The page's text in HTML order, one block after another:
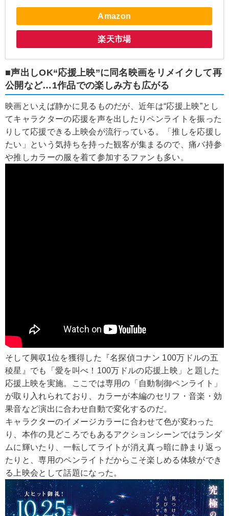
Amazon
楽天市場
■声出しOK“応援上映”に同名映画をリメイクして再
公開など…1作品での楽しみ方も広がる
映画といえば静かに見るものだが、近年は“応援上映”とし
てキャラクターの応援を声を出したりペンライトを振った
りして応援できる上映会が流行っている。「推しを応援し
たい」という気持ちを持った観客が集まるので、痛バ持参
や推しカラーの服を着て参加するファンも多い。
そして興収1位を獲得した『名探偵コナン 100万ドルの五
稜星』でも「愛を叫べ！100万ドルの応援上映」と題した
応援上映を実施。ここでは専用の「自動制御ペンライト」
が取り入れられており、カラーが本編のセリフ・音楽・効
果音など演出に合わせ自動で変化するのだ。
キャラクターのイメージカラーに合わせて色が変わった
り、本作の見どころでもあるアクションシーンではランダ
ムに輝いたり、一転してライトが消え真っ暗に静まり返っ
たりと、専用のペンライトだからこそ楽しめる体験ができ
る上映会として話題になった。